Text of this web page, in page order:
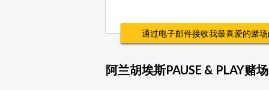
通过电子邮件接收我最喜爱的赌
阿兰胡埃斯PAUSE & PLAY赌